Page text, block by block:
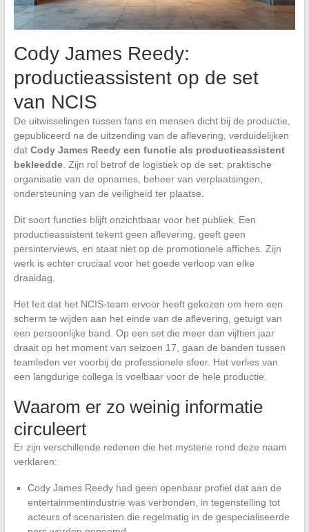
Cody James Reedy:
productieassistent op de set
van NCIS
De uitwisselingen tussen fans en mensen dicht bij de productie,
gepubliceerd na de uitzending van de aflevering, verduidelijken
dat Cody James Reedy een functie als productieassistent
bekleedde. Zijn rol betrof de logistiek op de set: praktische
organisatie van de opnames, beheer van verplaatsingen,
ondersteuning van de veiligheid ter plaatse.
Dit soort functies blijft onzichtbaar voor het publiek. Een
productieassistent tekent geen aflevering, geeft geen
persinterviews, en staat niet op de promotionele affiches. Zijn
werk is echter cruciaal voor het goede verloop van elke
draaidag.
Het feit dat het NCIS-team ervoor heeft gekozen om hem een
scherm te wijden aan het einde van de aflevering, getuigt van
een persoonlijke band. Op een set die meer dan vijftien jaar
draait op het moment van seizoen 17, gaan de banden tussen
teamleden ver voorbij de professionele sfeer. Het verlies van
een langdurige collega is voelbaar voor de hele productie.
Waarom er zo weinig informatie
circuleert
Er zijn verschillende redenen die het mysterie rond deze naam
verklaren:
Cody James Reedy had geen openbaar profiel dat aan de
entertainmentindustrie was verbonden, in tegenstelling tot
acteurs of scenaristen die regelmatig in de gespecialiseerde